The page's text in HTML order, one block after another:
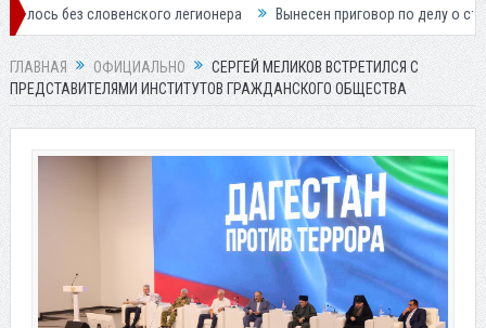
легионера Вынесен приговор по делу о
ГЛАВНАЯ ОФИЦИАЛЬНО
СЕРГЕЙ МЕЛИКОВ ВСТРЕТИЛСЯ С
ПРЕДСТАВИТЕЛЯМИ ИНСТИТУТОВ ГРАЖДАНСКОГО ОБЩЕСТВА